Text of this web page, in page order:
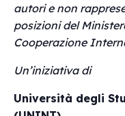
autori e non
posizioni del
Cooperazione
Un’iniziativa di
Università degli